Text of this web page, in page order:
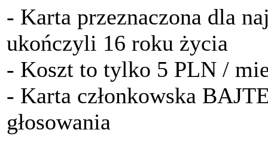
- Karta przeznaczona dla
ukończyli 16 roku życia
- Koszt to tylko 5 PLN /
- Karta członkowska
głosowania